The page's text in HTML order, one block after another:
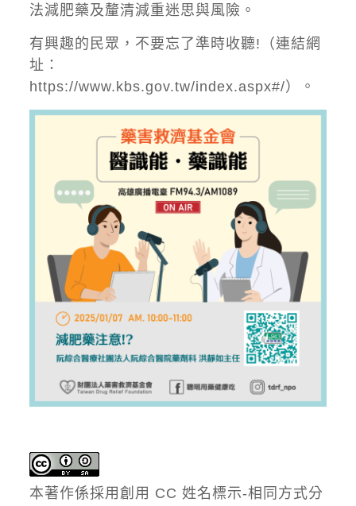
法減肥藥及釐清減重迷思與風險。
有興趣的民眾，不要忘了準時收聽!（連結網
址：
https://www.kbs.gov.tw/index.aspx#/）。
本著作係採用 創用 CC 姓名標示-相同方式分